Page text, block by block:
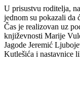
U prisustvu roditelja,
jednom su pokazali da
Čas je realizovan uz
književnosti Marije
Jagode Jeremić
Kutlešića i nastavnice